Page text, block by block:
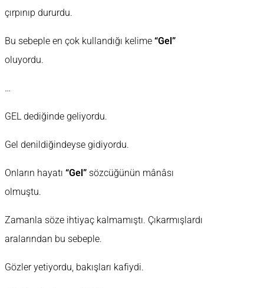
çırpınıp dururdu.
Bu sebeple en çok kullandığı kelime “Gel”
oluyordu.
…
GEL dediğinde geliyordu.
Gel denildiğindeyse gidiyordu.
Onların hayatı “Gel” sözcüğünün mânâsı
olmuştu.
Zamanla söze ihtiyaç kalmamıştı. Çıkarmışlardı
aralarından bu sebeple.
Gözler yetiyordu, bakışları kafiydi.